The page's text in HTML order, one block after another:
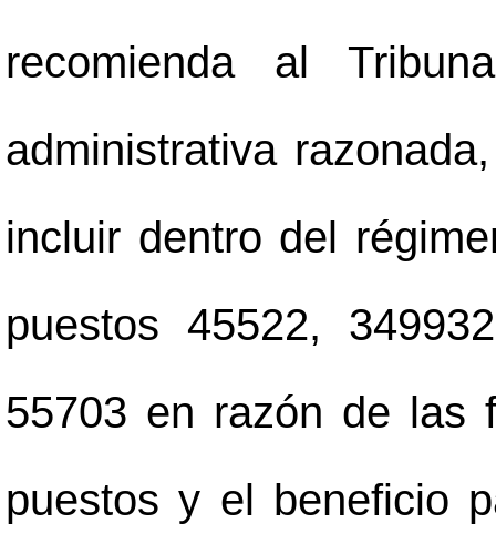
recomienda al
administrativa
incluir dentro del
puestos 45522,
55703 en razón de las
puestos y el beneficio